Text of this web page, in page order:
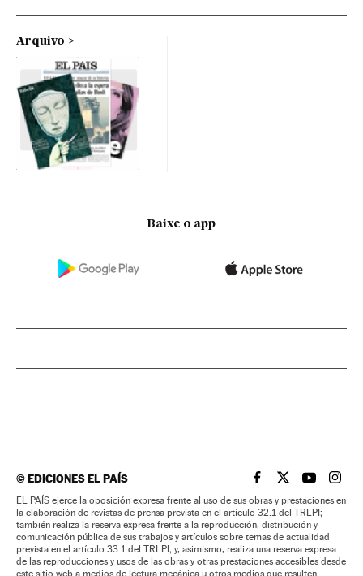
Arquivo
Baixe o app
©EDICIONES EL PAÍS EL PAÍS BRASIL EN
EL PAÍSEL PAÍS
EL
EL PAÍS ejerce la oposición expresa frente al uso de sus obras y prestaciones en
la elaboración de revistas de prensa prevista en el artículo 32.1 del TRLPI;
también realiza la reserva expresa frente a la reproducción, distribución y
comunicación pública de sus trabajos y artículos sobre temas de actualidad
prevista en el artículo 33.1 del TRLPI; y, asimismo, realiza una reserva expresa
de las reproducciones y usos de las obras y otras prestaciones accesibles desde